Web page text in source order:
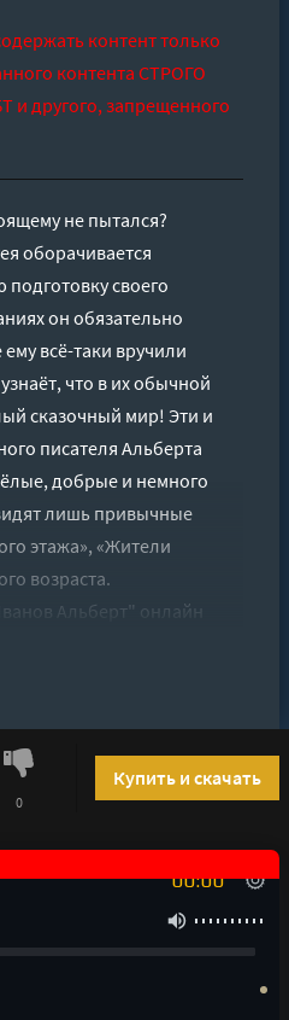
контент только
контента СТРОГО
и другого, запрещенного
не пытался?
оборачивается
своего
он обязательно
всё-таки вручили
что в их обычной
сказочный мир! Эти и
писателя Альберта
добрые и немного
лишь привычные
этажа», «Жители
возраста.
Альберт" онлайн
0
Купить и скачать
00:00